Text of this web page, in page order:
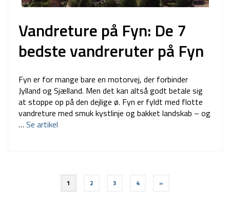
Vandreture på Fyn: De 7
bedste vandreruter på Fyn
Fyn er for mange bare en motorvej, der forbinder
Jylland og Sjælland. Men det kan altså godt betale sig
at stoppe op på den dejlige ø. Fyn er fyldt med flotte
vandreture med smuk kystlinje og bakket landskab – og
… Se artikel
Indlægsinddeling
1 2 3 4 »